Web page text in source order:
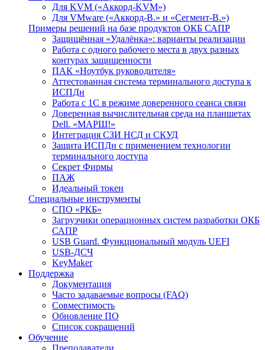
Для KVM («Аккорд-KVM»)
Для VMware («Аккорд-В.» и «Сегмент-В.»)
Примеры решений на базе продуктов ОКБ САПР
Защищённая «Удалёнка»: варианты реализации
Работа с одного рабочего места в двух разных
контурах защищенности
ПАК «Ноутбук руководителя»
Аттестованная система терминального доступа к
ИСПДн
Работа с 1С в режиме доверенного сеанса связи
Доверенная вычислительная среда на планшетах
Dell. «МАРШ!»
Интеграция СЗИ НСД и СКУД
Защита ИСПДн с применением технологии
терминального доступа
Секрет Фирмы
ПАЖ
Идеальный токен
Специальные инструменты
СПО «РКБ»
Загрузчики операционных систем разработки ОКБ
САПР
USB Guard. Функциональный модуль UEFI
USB-ДСЧ
KeyMaker
Поддержка
Документация
Часто задаваемые вопросы (FAQ)
Совместимость
Обновление ПО
Список сокращений
Обучение
Преподаватели